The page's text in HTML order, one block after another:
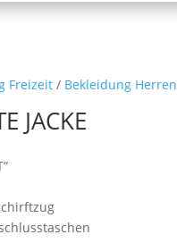
Freizeit / Bekleidung Herren
JACKE